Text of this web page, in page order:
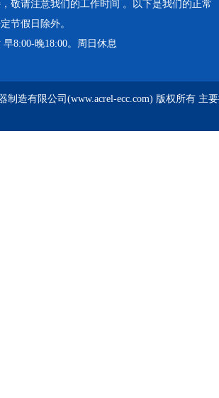
敬请注意我们的工作时间 。以下是我们的正常
节假日除外。
8:00-晚18:00。周日休息
制造有限公司(www.acrel-ecc.com) 版权所有 主